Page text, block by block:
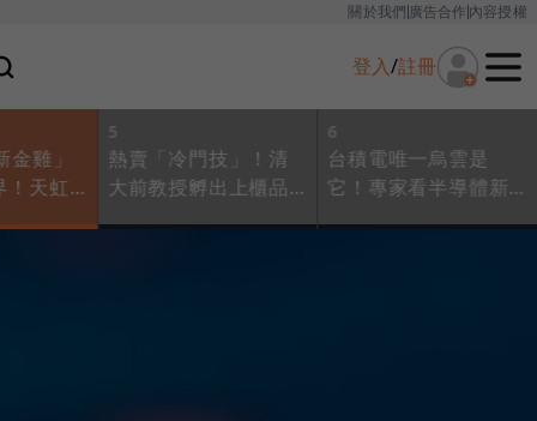
關於我們廣告合作內容授權
登入/註冊
金雞」
！天虹
5
熱賣「冷門技」！清
大前教授孵出上櫃品
6
台積電唯一烏雲是
它！專家看半導體新